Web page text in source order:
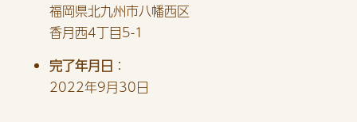
福岡県北九州市八幡西区
香月西4丁目5-1
完了年月日 ：
2022年9月30日